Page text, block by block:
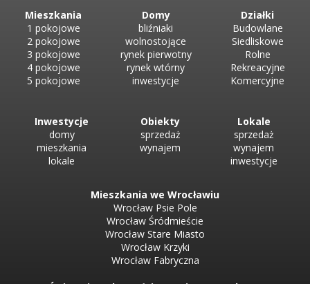
ZEJŚCIE DO POMIESZCZENIA W PIWNICY -TOALETA OPŁATY DO
ZARZĄDCY Z CO 1300ZŁ + REKLAMY 200ZŁ UMOWA NA 3LATA LUB...
Mieszkania
1 pokojowe
2 pokojowe
3 pokojowe
4 pokojowe
5 pokojowe
Domy
bliźniaki
wolnostojące
rynek pierwotny
rynek wtórny
inwestycje
Działki
Budowlane
Siedliskowe
Rolne
Rekreacyjne
Komercyjne
Inwestycje
domy
mieszkania
lokale
Obiekty
sprzedaż
wynajem
Lokale
sprzedaż
wynajem
inwestycje
Mieszkania we Wrocławiu
Wrocław Psie Pole
Wrocław Śródmieście
Wrocław Stare Miasto
Wrocław Krzyki
Wrocław Fabryczna